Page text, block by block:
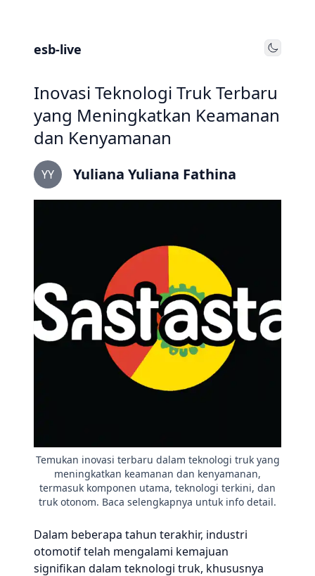
esb-live Toggle
Inovasi Teknologi Truk Terbaru
yang Meningkatkan Keamanan
dan Kenyamanan
YY Yuliana Yuliana Fathina
Temukan inovasi terbaru dalam teknologi truk yang
meningkatkan keamanan dan kenyamanan,
termasuk komponen utama, teknologi terkini, dan
truk otonom. Baca selengkapnya untuk info detail.
Dalam beberapa tahun terakhir, industri
otomotif telah mengalami kemajuan
signifikan dalam teknologi truk, khususnya